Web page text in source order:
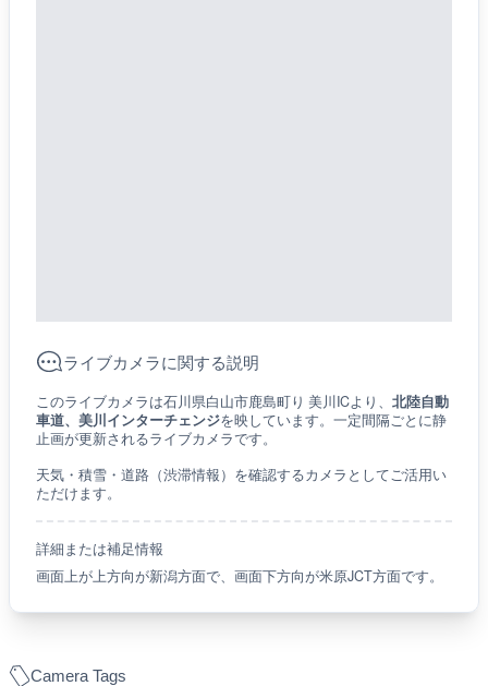
Camera Tags
ライブカメラに関する説明
このライブカメラは石川県白山市鹿島町り 美川ICより、 北陸自動
車道、美川インターチェンジを映しています。一定間隔ごとに静
止画が更新されるライブカメラです。
天気・積雪・道路（渋滞情報）を確認するカメラとしてご活用い
ただけます。
詳細または補足情報
画面上が上方向が新潟方面で、画面下方向が米原JCT方面です。